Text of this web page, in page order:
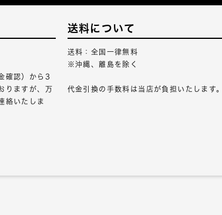
確認）から3
りますが、万
絡いたしま
送料について
送料：全国一律無料
※沖縄、離島を除く
代金引換の手数料は当店が負担いたします。